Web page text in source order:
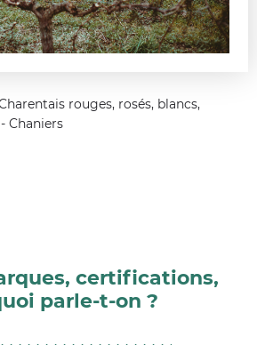
rouges, rosés, blancs,
Chaniers
certifications,
parle-t-on ?